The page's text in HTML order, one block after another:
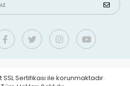
Sertifikası ile korunmaktadır.